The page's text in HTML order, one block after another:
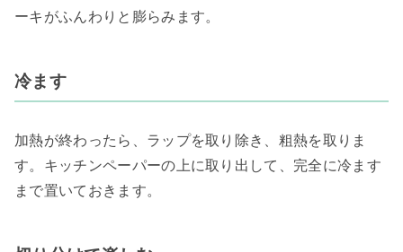
ーキがふんわりと膨らみます。
冷ます
加熱が終わったら、ラップを取り除き、粗熱を取りま
す。キッチンペーパーの上に取り出して、完全に冷ます
まで置いておきます。